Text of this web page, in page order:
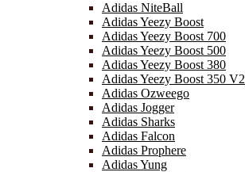
Adidas NiteBall
Adidas Yeezy Boost
Adidas Yeezy Boost 700
Adidas Yeezy Boost 500
Adidas Yeezy Boost 380
Adidas Yeezy Boost 350 V2
Adidas Ozweego
Adidas Jogger
Adidas Sharks
Adidas Falcon
Adidas Prophere
Adidas Yung